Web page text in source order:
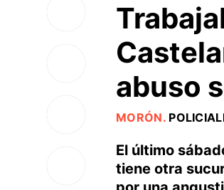
abuso
MORÓN.
El último
tiene otra